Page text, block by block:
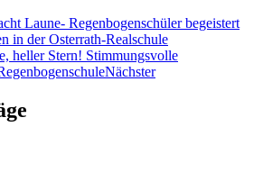
Laune- Regenbogenschüler begeistert
in der Osterrath-Realschule
heller Stern! Stimmungsvolle
Nächster